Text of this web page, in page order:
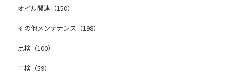
オイル関連（150）
その他メンテナンス（198）
点検（100）
車検（59）